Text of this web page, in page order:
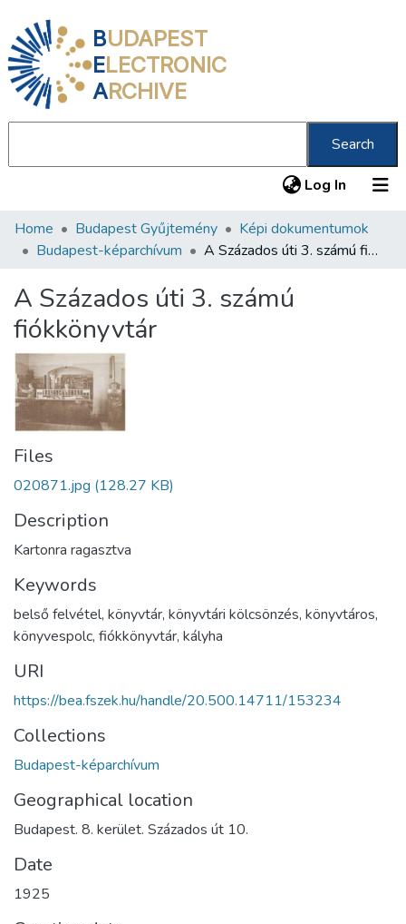
BUDAPEST
ELECTRONIC
ARCHIVE
Search
Log In (current)
Communities & Collections
Statistics
About us
Home Budapest Gyűjtemény
Képi dokumentumok
Budapest-képarchívum
A Százados úti 3. számú fiókkönyvtár
A Százados úti 3. számú
fiókkönyvtár
Files
020871.jpg (128.27 KB)
Description
Kartonra ragasztva
Keywords
belső felvétel, könyvtár, könyvtári kölcsönzés, könyvtáros,
könyvespolc, fiókkönyvtár, kályha
URI
https://bea.fszek.hu/handle/20.500.14711/153234
Collections
Budapest-képarchívum
Geographical location
Budapest. 8. kerület. Százados út 10.
Date
1925